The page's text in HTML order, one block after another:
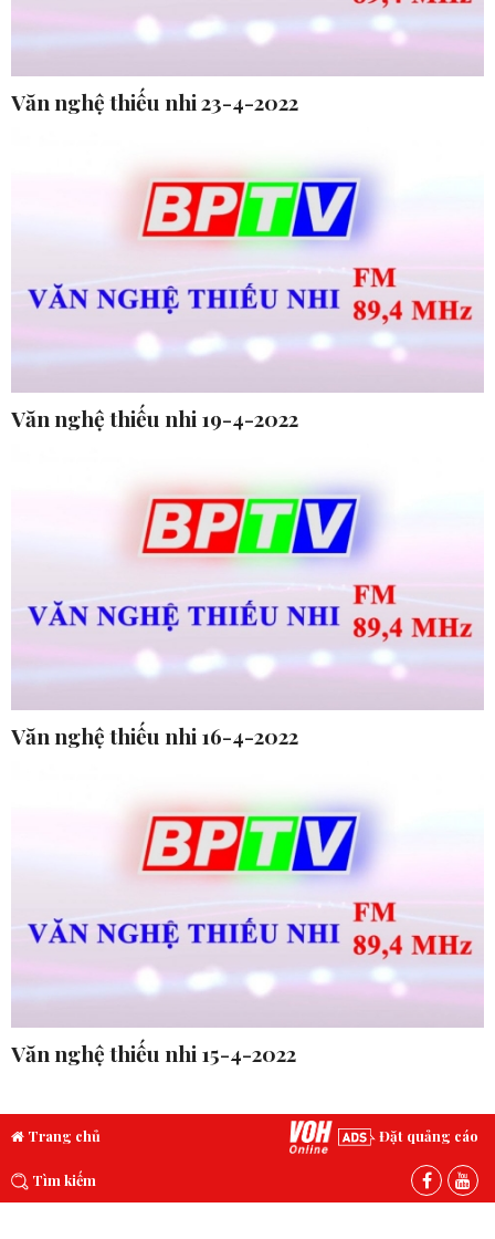
Văn nghệ thiếu nhi 23-4-2022
Văn nghệ thiếu nhi 19-4-2022
Văn nghệ thiếu nhi 16-4-2022
Văn nghệ thiếu nhi 15-4-2022
Trang chủ Đặt quảng cáo
Tìm kiếm